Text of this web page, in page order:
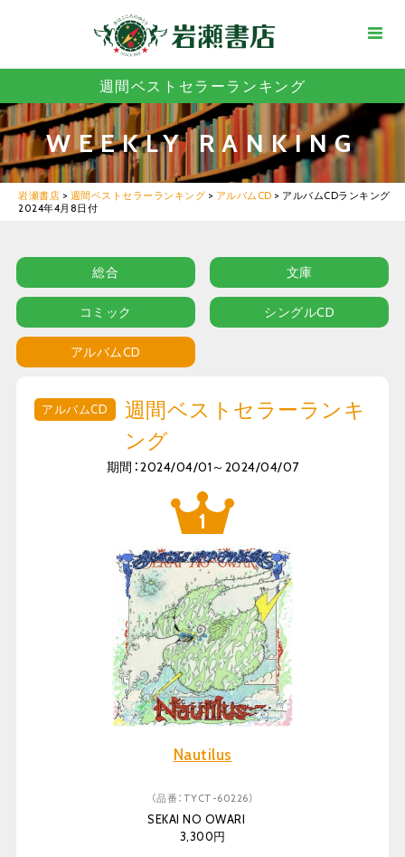
週間ベストセラーランキング
WEEKLY RANKING
岩瀬書店 > 週間ベストセラーランキング > アルバムCD > アルバムCDランキング
2024年4月8日付
総合 文庫
コミック シングルCD
アルバムCD
アルバムCD
週間ベストセラーランキ
ング
期間：2024/04/01～2024/04/07
Nautilus
（品番：TYCT-60226）
SEKAI NO OWARI
3,300円